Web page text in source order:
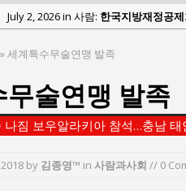
July 2, 2026 in 사람: 한국지방재정공
June 8, 2026 in 사람과사회: 지방의회
June 2, 2026 in 사람과사회:“7월 1일
May 27, 2026 in 사람과사회:“엄마의
May 23, 2026 in 사람과사회:김종대, “
»세계특수무술연맹 발족
술연맹 발족
나짐 보우알라키아 참석…충남
by 김종영™ in 사람과사회 // 0